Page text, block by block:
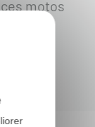
motos